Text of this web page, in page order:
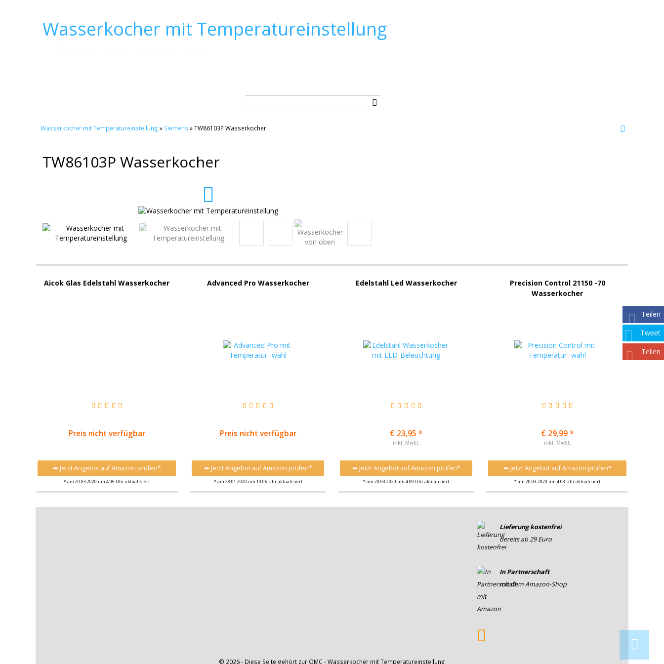
Wasserkocher mit Temperatureinstellung
Wasserkocher mit Temperatureinstellung » Siemens » TW86103P Wasserkocher
Teilen
Tweet
Teilen
TW86103P Wasserkocher
Aicok Glas Edelstahl Wasserkocher
Preis nicht verfügbar
➥ Jetzt Angebot auf Amazon prüfen*
* am 20.03.2020 um 4:05 Uhr aktualisiert
Advanced Pro Wasserkocher
Preis nicht verfügbar
➥ Jetzt Angebot auf Amazon prüfen*
* am 28.01.2020 um 13:06 Uhr aktualisiert
Edelstahl Led Wasserkocher
€ 23,95 *
inkl. MwSt.
➥ Jetzt Angebot auf Amazon prüfen*
* am 20.03.2020 um 4:09 Uhr aktualisiert
Precision Control 21150 -70
Wasserkocher
€ 29,99 *
inkl. MwSt.
➥ Jetzt Angebot auf Amazon prüfen*
* am 20.03.2020 um 4:08 Uhr aktualisiert
Lieferung kostenfrei
bereits ab 29 Euro
In Partnerschaft
mit dem Amazon-Shop
© 2026 - Diese Seite gehört zur OMC -Wasserkocher mit Temperatureinstellung